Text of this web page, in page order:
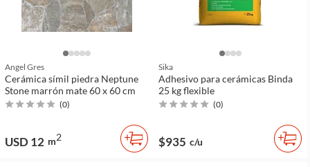
Angel Gres
Cerámica símil piedra Neptune
Stone marrón mate 60 x 60 cm
(0)
USD 12 m2
Sika
Adhesivo para cerámicas Binda
25 kg flexible
(0)
$935 c/u